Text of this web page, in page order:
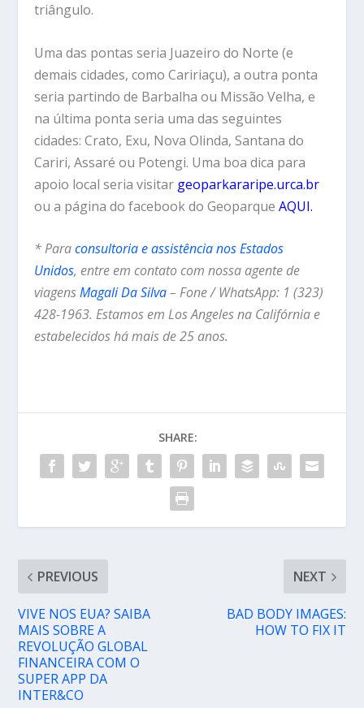
triângulo.
Uma das pontas seria Juazeiro do Norte (e
demais cidades, como Caririaçu), a outra ponta
seria partindo de Barbalha ou Missão Velha, e
na última ponta seria uma das seguintes
cidades: Crato, Exu, Nova Olinda, Santana do
Cariri, Assaré ou Potengi. Uma boa dica para
apoio local seria visitar geoparkararipe.urca.br
ou a página do facebook do Geoparque AQUI.
* Paraconsultoria e assistência nos Estados
Unidos, entre em contato com nossa agente de
viagensMagali Da Silva– Fone / WhatsApp: 1 (323)
428-1963. Estamos em Los Angeles na Califórnia e
estabelecidos há mais de 25 anos.
SHARE:
PREVIOUS
VIVE NOS EUA? SAIBA
MAIS SOBRE A
REVOLUÇÃO GLOBAL
FINANCEIRA COM O
SUPER APP DA
INTER&CO
NEXT
BAD BODY IMAGES:
HOW TO FIX IT